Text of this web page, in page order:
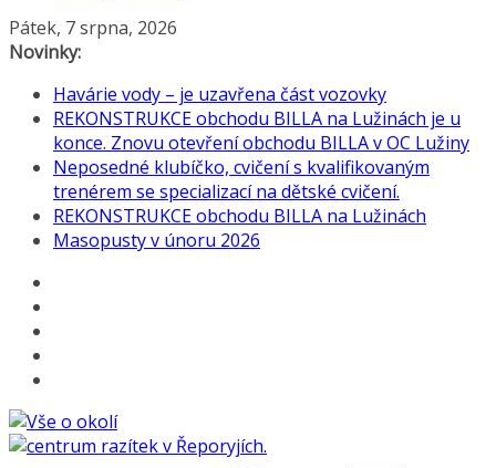
Přeskočit
na
Pátek, 7 srpna, 2026
Novinky:
Havárie vody – je uzavřena část vozovky
REKONSTRUKCE obchodu BILLA na Lužinách je u
konce. Znovu otevření obchodu BILLA v OC Lužiny
Neposedné klubíčko, cvičení s kvalifikovaným
trenérem se specializací na dětské cvičení.
REKONSTRUKCE obchodu BILLA na Lužinách
Masopusty v únoru 2026